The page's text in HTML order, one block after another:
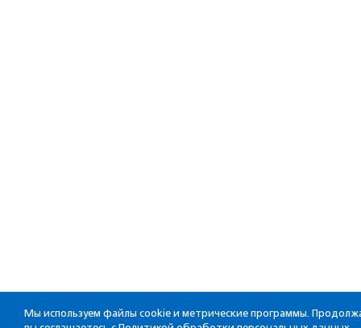
Мы используем файлы cookie и метрические программы.